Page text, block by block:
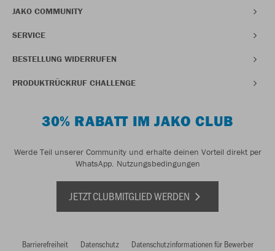
JAKO COMMUNITY
SERVICE
BESTELLUNG WIDERRUFEN
PRODUKTRÜCKRUF CHALLENGE
30% RABATT IM JAKO CLUB
Werde Teil unserer Community und erhalte deinen Vorteil direkt per
WhatsApp. Nutzungsbedingungen
JETZT CLUBMITGLIED WERDEN
Barrierefreiheit Datenschutz Datenschutzinformationen für Bewerber